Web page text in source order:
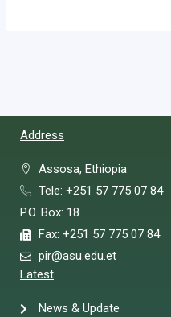
Address
Assosa, Ethiopia
Tele: +251 57 775 07 84
P.O. Box: 18
Fax: +251 57 775 07 84
pir@asu.edu.et
Latest
News & Update